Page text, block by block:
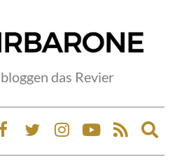
das Revier